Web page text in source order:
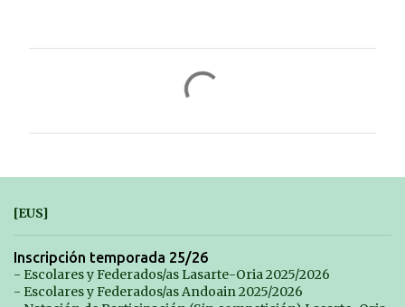
n
r
i
[EUS]
Inscripción temporada 25/26
- Escolares y Federados/as Lasarte-Oria 2025/2026
- Escolares y Federados/as Andoain 2025/2026